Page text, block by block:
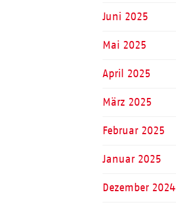
Juni 2025
Mai 2025
April 2025
März 2025
Februar 2025
Januar 2025
Dezember 2024